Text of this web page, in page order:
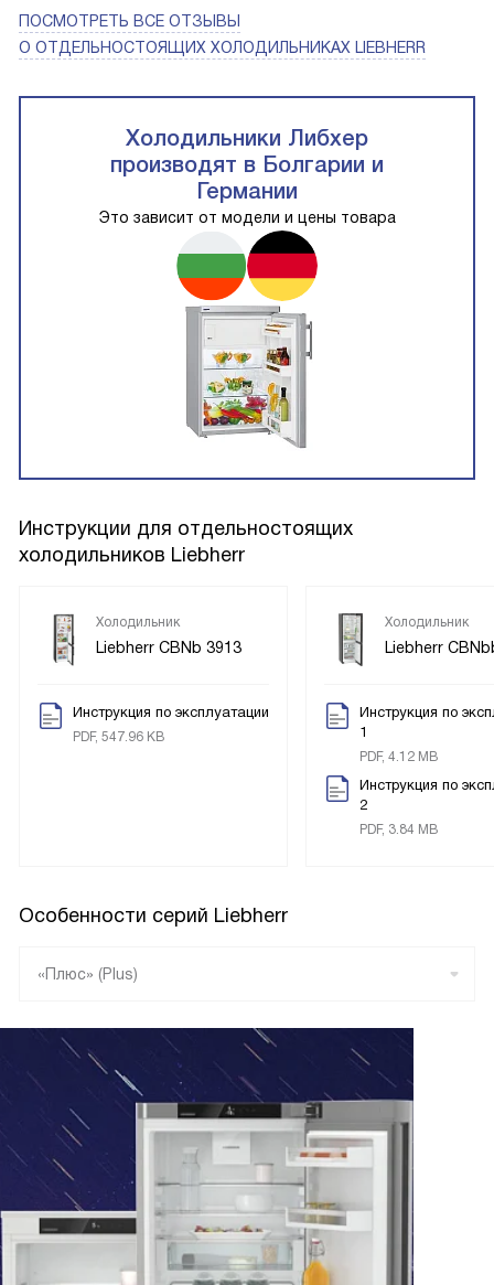
ПОСМОТРЕТЬ ВСЕ ОТЗЫВЫ
О ОТДЕЛЬНОСТОЯЩИХ ХОЛОДИЛЬНИКАХ LIEBHERR
Холодильники Либхер
производят в Болгарии и
Германии
Это зависит от модели и цены товара
Инструкции для отдельностоящих
холодильников Liebherr
Холодильник
Liebherr CBNb 3913
Инструкция по эксплуатации
PDF, 547.96 KB
Холодильник
Liebherr
Инструкция по
1
PDF, 4.12 MB
Инструкция по
2
PDF, 3.84 MB
Особенности серий Liebherr
«Плюс» (Plus)